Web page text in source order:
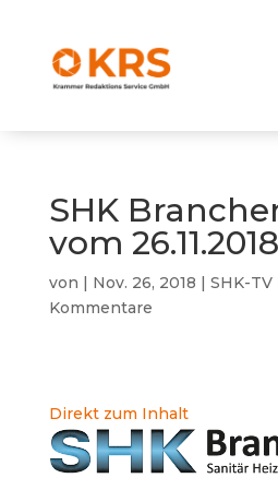
SHK
vom 26.11.2018
von | Nov. 26, 2018 | SHK-
Kommentare
Direkt zum Inhalt